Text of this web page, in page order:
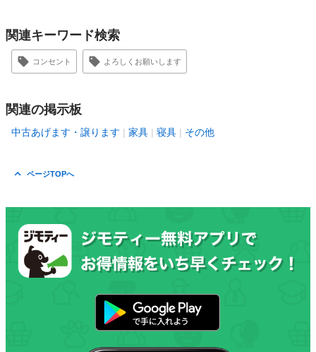
関連キーワード検索
コンセント よろしくお願いします
関連の掲示板
中古あげます・譲ります 家具 寝具 その他
ページTOPへ